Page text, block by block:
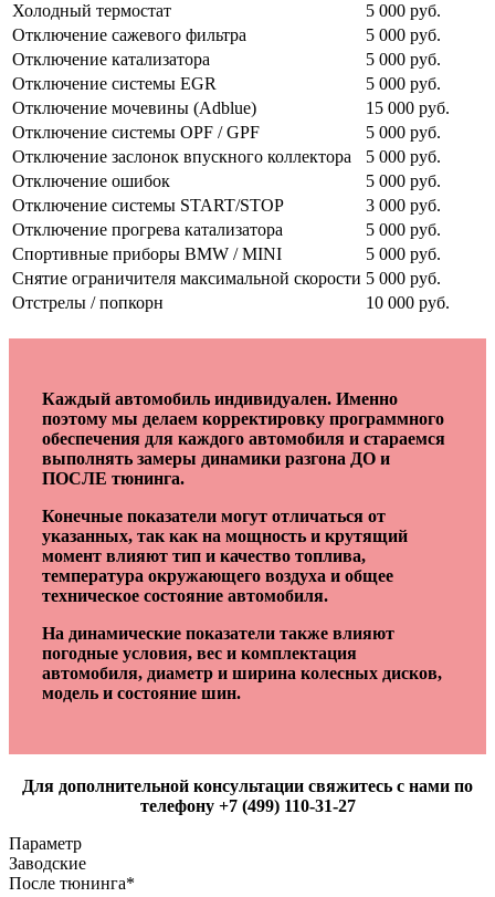
Холодный термостат
5 000 руб.
Отключение сажевого фильтра
5 000 руб.
Отключение катализатора
5 000 руб.
Отключение системы EGR
5 000 руб.
Отключение мочевины (Adblue)
15 000 руб.
Отключение системы OPF / GPF
5 000 руб.
Отключение заслонок впускного коллектора
5 000 руб.
Отключение ошибок
5 000 руб.
Отключение системы START/STOP
3 000 руб.
Отключение прогрева катализатора
5 000 руб.
Спортивные приборы BMW / MINI
5 000 руб.
Снятие ограничителя максимальной скорости 5 000 руб.
Отстрелы / попкорн
10 000 руб.
Каждый автомобиль индивидуален. Именно
поэтому мы делаем корректировку программного
обеспечения для каждого автомобиля и стараемся
выполнять замеры динамики разгона ДО и
ПОСЛЕ тюнинга.
Конечные показатели могут отличаться от
указанных, так как на мощность и крутящий
момент влияют тип и качество топлива,
температура окружающего воздуха и общее
техническое состояние автомобиля.
На динамические показатели также влияют
погодные условия, вес и комплектация
автомобиля, диаметр и ширина колесных дисков,
модель и состояние шин.
Для дополнительной консультации свяжитесь с нами по
телефону +7 (499) 110-31-27
Параметр
Заводские
После тюнинга*